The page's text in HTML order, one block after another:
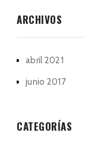
ARCHIVOS
abril 2021
junio 2017
CATEGORÍAS